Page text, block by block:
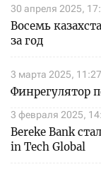
30 апреля 2025,
Восемь
за год
3 марта 2025, 11:27
Финрегулятор
3 февраля 2025,
Bereke Bank
in Tech Global